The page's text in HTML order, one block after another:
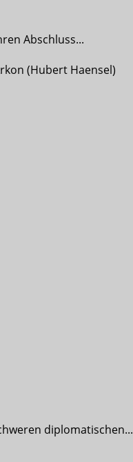
Abschluss...
diplomatischen...